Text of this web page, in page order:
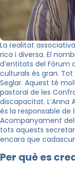
La realitat
rica i diversa. El
d’entitats del Fòrum
culturals és gran.
Seglar. Aquest té
pastoral de les
discapacitat. L’Anna
és la responsable de
Acompanyament
tots aquests
encara que
Per què es